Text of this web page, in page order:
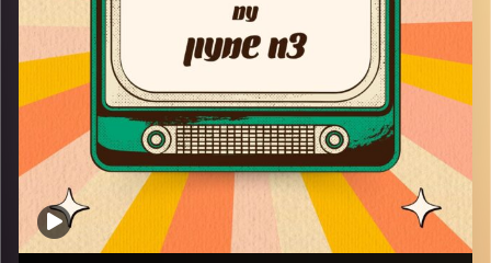
קרדיט תמונות:
AudioVersity